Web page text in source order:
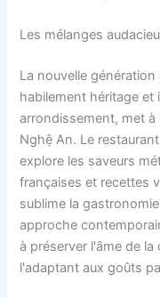
Les mélanges
La nouvelle
habilement héritage et
arrondissement, met à
Nghệ An. Le
explore les saveurs
françaises et recettes
sublime la
approche
à préserver l'âme de
l'adaptant aux goûts